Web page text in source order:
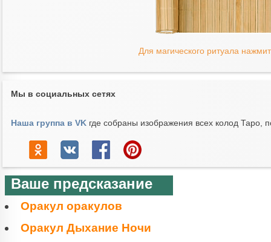
Для магического ритуала
Мы в социальных сетях
Наша группа в VKгде собраны изображения всех колод Таро,
Ваше предсказание
Оракул оракулов
Оракул Дыхание Ночи